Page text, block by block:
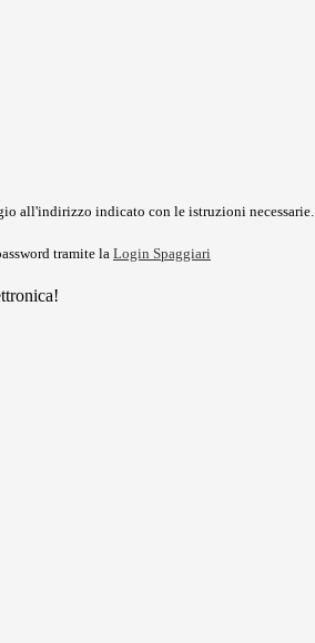
all'indirizzo indicato con le istruzioni necessarie.
tramite la Login Spaggiari